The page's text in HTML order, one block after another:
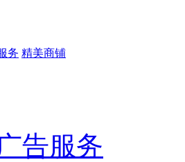
务 精美商铺
告服务